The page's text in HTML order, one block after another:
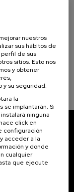
nuestros
sus hábitos de
de sus
sitios. Esto nos
y obtener
y su seguridad.
la
se implantarán. Si
ninguna
click en
configuración
acceder a la
y donde
cualquier
que ejecute